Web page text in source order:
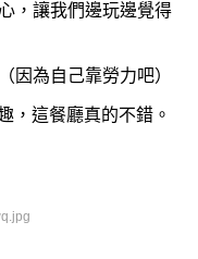
，讓我們邊玩邊覺得
因為自己靠勞力吧）
，這餐廳真的不錯。